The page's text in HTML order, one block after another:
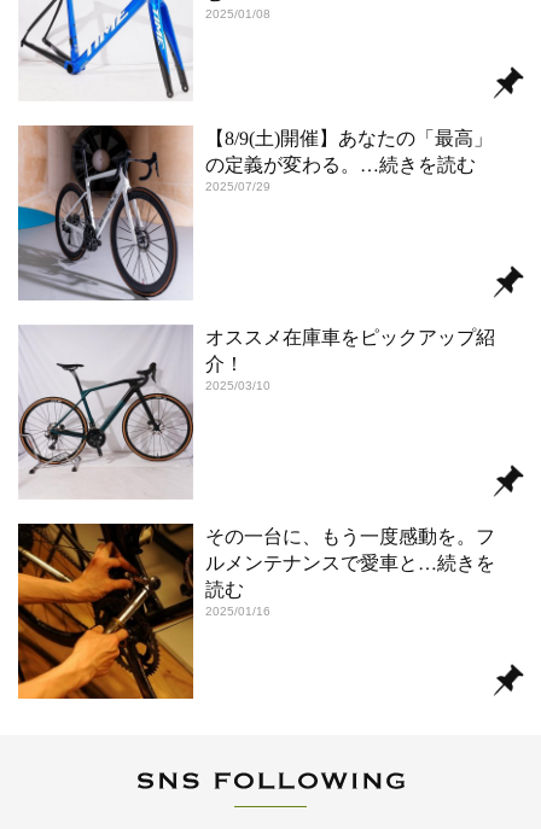
2025/01/08
【8/9(土)開催】あなたの「最高」
の定義が変わる。 …続きを読む
2025/07/29
オススメ在庫車をピックアップ紹
介！
2025/03/10
その一台に、もう一度感動を。フ
ルメンテナンスで愛車と …続きを
読む
2025/01/16